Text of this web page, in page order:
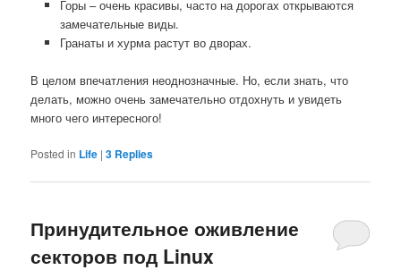
Горы – очень красивы, часто на дорогах открываются
замечательные виды.
Гранаты и хурма растут во дворах.
В целом впечатления неоднозначные. Но, если знать, что
делать, можно очень замечательно отдохнуть и увидеть
много чего интересного!
Posted in Life |3 Replies
Принудительное оживление
секторов под Linux